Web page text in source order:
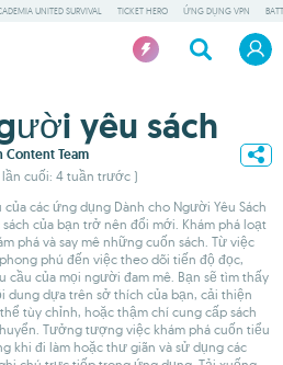
UNITED SURVIVAL TICKET HERO ỨNG DỤNG VPN
yêu sách
Content Team
cuối: 4 tuần trước )
các ứng dụng Dành cho Người Yêu Sách
của bạn trở nên đổi mới. Khám phá loạt
phá và say mê những cuốn sách. Từ việc
phú đến việc theo dõi tiến độ đọc,
của mọi người đam mê. Bạn sẽ tìm thấy
dung dựa trên sở thích của bạn, cải thiện
tùy chỉnh, hoặc thậm chí cung cấp sách
Tưởng tượng việc khám phá cuốn tiểu
khi đi làm hoặc thư giãn và sử dụng các